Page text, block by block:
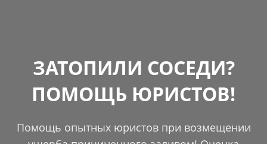
ЗАТОПИЛИ СОСЕДИ?
ПОМОЩЬ ЮРИСТОВ!
Помощь опытных юристов при возмещении